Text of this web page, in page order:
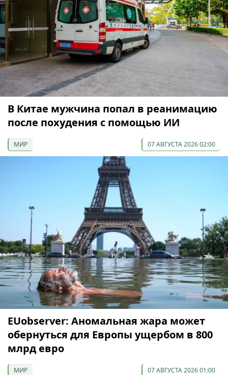
В Китае мужчина попал в реанимацию
после похудения с помощью ИИ
МИР 07 АВГУСТА 2026 02:00
EUobserver: Аномальная жара может
обернуться для Европы ущербом в 800
млрд евро
МИР 07 АВГУСТА 2026 01:00